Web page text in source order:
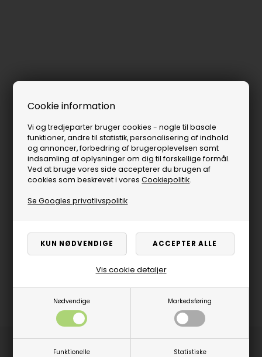
Cookie information
Vi og tredjeparter bruger cookies - nogle til basale
funktioner, andre til statistik, personalisering af indhold
og annoncer, forbedring af brugeroplevelsen samt
indsamling af oplysninger om dig til forskellige formål.
Ved at bruge vores side accepterer du brugen af
cookies som beskrevet i voresCookiepolitik.
Se Googles privatlivspolitik
Nødvendige Markedsføring
Funktionelle Statistiske
Vis cookie detaljer
Produktbeskrivelse